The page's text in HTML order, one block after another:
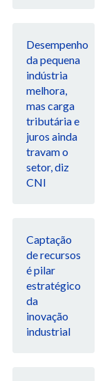
Desempenho
da pequena
indústria
melhora,
mas carga
tributária e
juros ainda
travam o
setor, diz
CNI
Captação
de recursos
é pilar
estratégico
da
inovação
industrial